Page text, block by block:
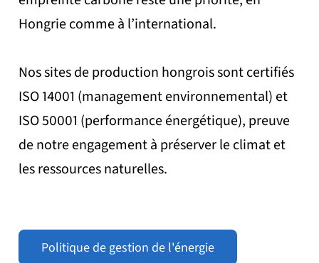
Hongrie comme à l’international.
Nos sites de production hongrois sont certifiés
ISO 14001 (management environnemental) et
ISO 50001 (performance énergétique), preuve
de notre engagement à préserver le climat et
les ressources naturelles.
Politique de gestion de l'énergie